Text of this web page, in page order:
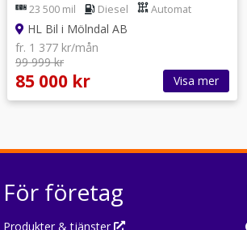
23 500 mil Diesel Automat
HL Bil i Mölndal AB
fr. 1 377 kr/mån
99 999 kr
85 000 kr Visa mer
För företag
Produkter & tjänster